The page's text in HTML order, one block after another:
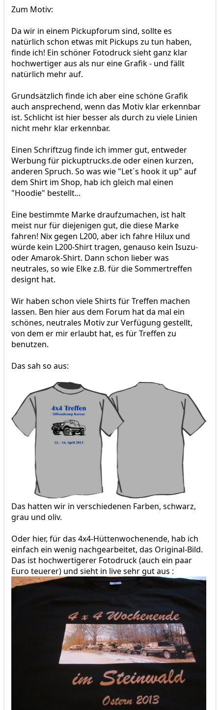
Zum Motiv:
Da wir in einem Pickupforum sind, sollte es
natürlich schon etwas mit Pickups zu tun haben,
finde ich! Ein schöner Fotodruck sieht ganz klar
hochwertiger aus als nur eine Grafik - und fällt
natürlich mehr auf.
Grundsätzlich finde ich aber eine schöne Grafik
auch ansprechend, wenn das Motiv klar erkennbar
ist. Schlicht ist hier besser als durch zu viele Linien
nicht mehr klar erkennbar.
Einen Schriftzug finde ich immer gut, entweder
Werbung für pickuptrucks.de oder einen kurzen,
anderen Spruch. So was wie "Let´s hook it up" auf
dem Shirt im Shop, hab ich gleich mal einen
"Hoodie" bestellt...
Eine bestimmte Marke draufzumachen, ist halt
meist nur für diejenigen gut, die diese Marke
fahren! Nix gegen L200, aber ich fahre Hilux und
würde kein L200-Shirt tragen, genauso kein Isuzu-
oder Amarok-Shirt. Dann schon lieber was
neutrales, so wie Elke z.B. für die Sommertreffen
designt hat.
Wir haben schon viele Shirts für Treffen machen
lassen. Ben hier aus dem Forum hat da mal ein
schönes, neutrales Motiv zur Verfügung gestellt,
von dem er mir erlaubt hat, es für Treffen zu
benutzen.
Das sah so aus:
Das hatten wir in verschiedenen Farben, schwarz,
grau und oliv.
Oder hier, für das 4x4-Hüttenwochenende, hab ich
einfach ein wenig nachgearbeitet, das Original-Bild.
Das ist hochwertigerer Fotodruck (auch ein paar
Euro teuerer) und sieht in live sehr gut aus :